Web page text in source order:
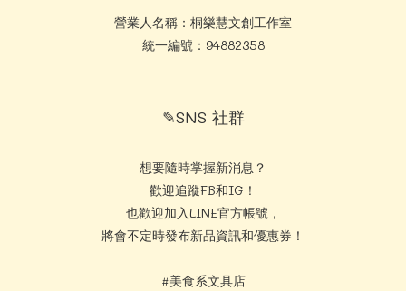
營業人名稱：桐樂慧文創工作室
統一編號：94882358
✎SNS 社群
想要隨時掌握新消息？
歡迎追蹤FB和IG！
也歡迎加入LINE官方帳號，
將會不定時發布新品資訊和優惠券！
#美食系文具店